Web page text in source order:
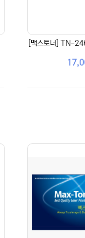
[맥스토너] TN-